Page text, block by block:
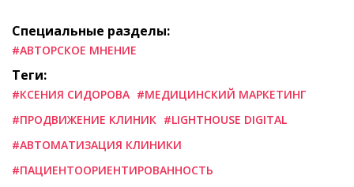
Специальные разделы:
#АВТОРСКОЕ МНЕНИЕ
Теги:
#КСЕНИЯ СИДОРОВА #МЕДИЦИНСКИЙ МАРКЕТИНГ
#ПРОДВИЖЕНИЕ КЛИНИК #LIGHTHOUSE DIGITAL
#АВТОМАТИЗАЦИЯ КЛИНИКИ
#ПАЦИЕНТООРИЕНТИРОВАННОСТЬ